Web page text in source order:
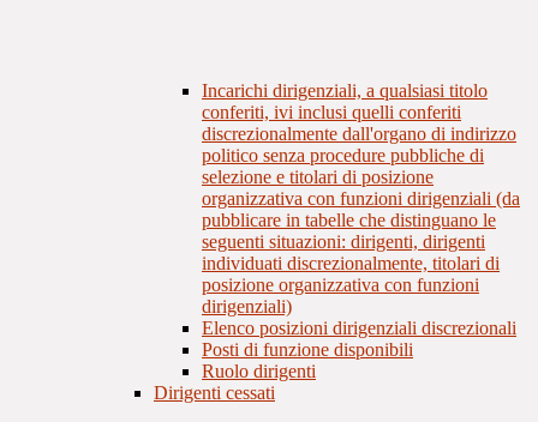
Incarichi dirigenziali, a qualsiasi titolo
conferiti, ivi inclusi quelli conferiti
discrezionalmente dall'organo di indirizzo
politico senza procedure pubbliche di
selezione e titolari di posizione
organizzativa con funzioni dirigenziali (da
pubblicare in tabelle che distinguano le
seguenti situazioni: dirigenti, dirigenti
individuati discrezionalmente, titolari di
posizione organizzativa con funzioni
dirigenziali)
Elenco posizioni dirigenziali discrezionali
Posti di funzione disponibili
Ruolo dirigenti
Dirigenti cessati